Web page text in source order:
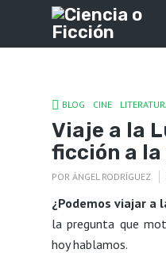
BLOG CINE
Viaje a la
ficción a
POR ÁNGEL RODRÍGUEZ
¿Podemos viajar a
la pregunta que
hoy hablamos.